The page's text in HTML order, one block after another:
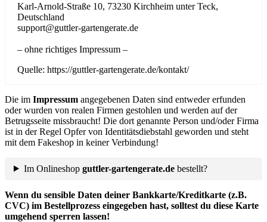
Karl-Arnold-Straße 10, 73230 Kirchheim unter Teck,
Deutschland
support@guttler-gartengerate.de
– ohne richtiges Impressum –
Quelle: https://guttler-gartengerate.de/kontakt/
Die im Impressum angegebenen Daten sind entweder erfunden
oder wurden von realen Firmen gestohlen und werden auf der
Betrugsseite missbraucht! Die dort genannte Person und/oder Firma
ist in der Regel Opfer von Identitätsdiebstahl geworden und steht
mit dem Fakeshop in keiner Verbindung!
Im Onlineshop guttler-gartengerate.debestellt?
Wenn du sensible Daten deiner Bankkarte/Kreditkarte (z.B.
CVC) im Bestellprozess eingegeben hast, solltest du diese Karte
umgehend sperren lassen!